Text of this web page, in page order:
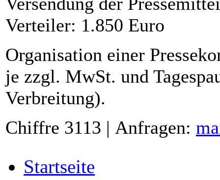
Verteiler: 1.850 Euro
Organisation einer
je zzgl. MwSt. und
Verbreitung).
Chiffre 3113 | Anfragen:
Startseite